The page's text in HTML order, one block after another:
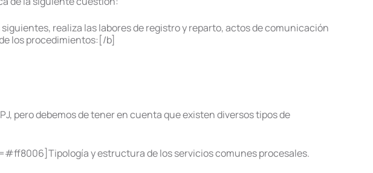
realiza las labores de registro y reparto, actos de comunicación
los procedimientos:[/b]
pero debemos de tener en cuenta que existen diversos tipos de
y estructura de los servicios comunes procesales.